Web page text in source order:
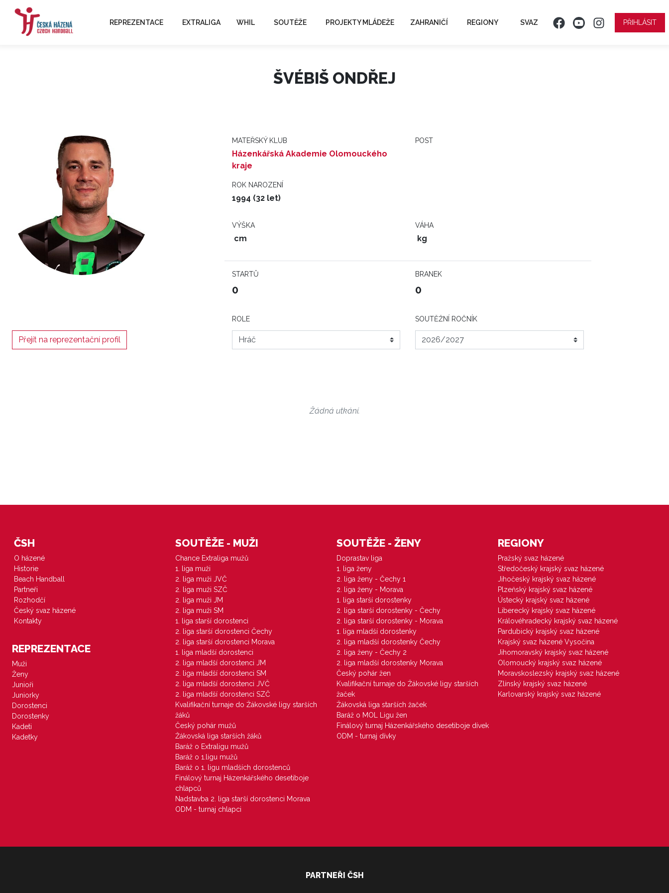
REPREZENTACE EXTRALIGA WHIL SOUTĚŽE PROJEKTY MLÁDEŽE ZAHRANIČÍ REGIONY SVAZ PŘIHLÁSIT
ŠVÉBIŠ ONDŘEJ
MATEŘSKÝ KLUB
Házenkářská Akademie Olomouckého
kraje
POST
ROK NAROZENÍ
1994 (32 let)
VÝŠKA
cm
VÁHA
kg
STARTŮ
0
BRANEK
0
Přejít na reprezentační profil
ROLE SOUTĚŽNÍ ROČNÍK
Žádná utkání.
ČSH
O házené
Historie
Beach Handball
Partneři
Rozhodčí
Český svaz házené
Kontakty
REPREZENTACE
Muži
Ženy
Junioři
Juniorky
Dorostenci
Dorostenky
Kadeti
Kadetky
SOUTĚŽE - MUŽI
Chance Extraliga mužů
1. liga muži
2. liga muži JVČ
2. liga muži SZČ
2. liga muži JM
2. liga muži SM
1. liga starší dorostenci
2. liga starší dorostenci Čechy
2. liga starší dorostenci Morava
1. liga mladší dorostenci
2. liga mladší dorostenci JM
2. liga mladší dorostenci SM
2. liga mladší dorostenci JVČ
2. liga mladší dorostenci SZČ
Kvalifikační turnaje do Žákovské ligy starších
žáků
Český pohár mužů
Žákovská liga starších žáků
Baráž o Extraligu mužů
Baráž o 1.ligu mužů
Baráž o 1. ligu mladších dorostenců
Finálový turnaj Házenkářského desetiboje
chlapců
Nadstavba 2. liga starší dorostenci Morava
ODM - turnaj chlapci
SOUTĚŽE - ŽENY
Doprastav liga
1. liga ženy
2. liga ženy - Čechy 1
2. liga ženy - Morava
1. liga starší dorostenky
2. liga starší dorostenky - Čechy
2. liga starší dorostenky - Morava
1. liga mladší dorostenky
2. liga mladší dorostenky Čechy
2. liga ženy - Čechy 2
2. liga mladší dorostenky Morava
Český pohár žen
Kvalifikační turnaje do Žákovské ligy starších
žaček
Žákovská liga starších žaček
Baráž o MOL Ligu žen
Finálový turnaj Házenkářského desetiboje dívek
ODM - turnaj dívky
REGIONY
Pražský svaz házené
Středočeský krajský svaz házené
Jihočeský krajský svaz házené
Plzeňský krajský svaz házené
Ústecký krajský svaz házené
Liberecký krajský svaz házené
Královéhradecký krajský svaz házené
Pardubický krajský svaz házené
Krajský svaz házené Vysočina
Jihomoravský krajský svaz házené
Olomoucký krajský svaz házené
Moravskoslezský krajský svaz házené
Zlínský krajský svaz házené
Karlovarský krajský svaz házené
PARTNEŘI ČSH